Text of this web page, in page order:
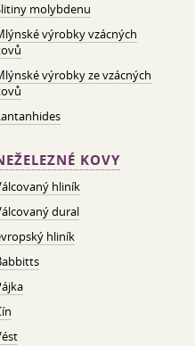
molybdenu
výrobky vzácných
výrobky ze vzácných
KOVY
hliník
dural
hliník